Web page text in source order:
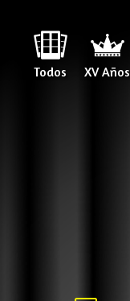
Todos XV Años